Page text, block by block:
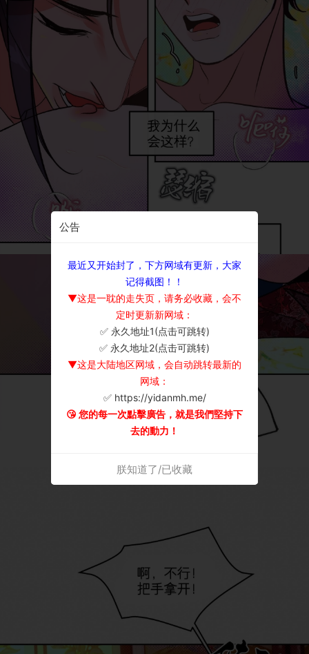
公告
最近又开始封了，下方网域有更新，大家
记得截图！！
▼这是一耽的走失页，请务必收藏，会不
定时更新新网域：
✅ 永久地址1(点击可跳转)
✅ 永久地址2(点击可跳转)
▼这是大陆地区网域，会自动跳转最新的
网域：
✅ https://yidanmh.me/
😘 您的每一次點擊廣告，就是我們堅持下
去的動力！
朕知道了/已收藏